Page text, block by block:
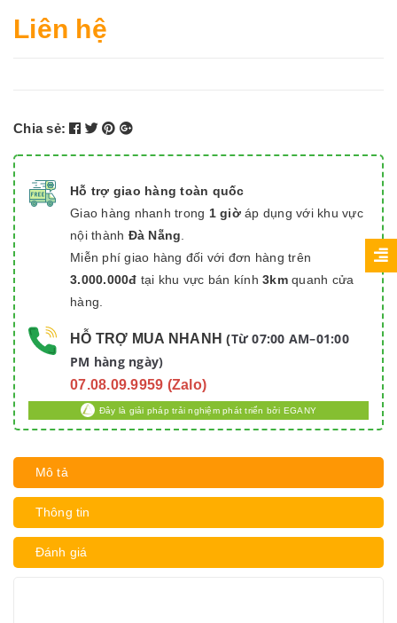
Liên hệ
Chia sẻ:
Hỗ trợ giao hàng toàn quốc
Giao hàng nhanh trong 1 giờáp dụng với khu vực
nội thành Đà Nẵng
Miễn phí giao hàng đối với đơn hàng trên
3.000.000đ tại khu vực bán kính 3kmquanh cửa
hàng.
HỖ TRỢ MUA NHANH (Từ 07:00 AM–01:00
PM hàng ngày)
07.08.09.9959 (Zalo)
Đây là giải pháp trải nghiệm phát triển bởi EGANY
Mô tả
Thông tin
Đánh giá